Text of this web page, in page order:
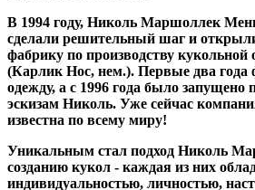
В 1994 году, Николь Маршоллек
сделали решительный шаг и
фабрику по производству
(Карлик Нос, нем.). Первые два года
одежду, а с 1996 года было запущено
эскизам Николь. Уже сейчас
известна по всему миру!
Уникальным стал подход Николь
созданию кукол - каждая из них
индивидуальностью, личностью,